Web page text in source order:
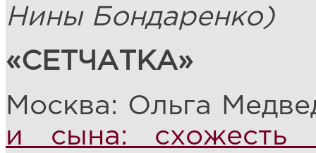
Нины Бондаренко)
«СЕТЧАТКА»
Москва: Ольга
и сына: схожесть